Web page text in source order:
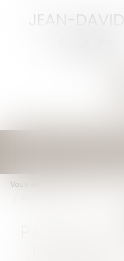
JEAN-
Vous êtes ici :